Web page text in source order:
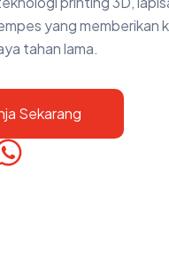
yang memberikan
tahan lama.
Sekarang